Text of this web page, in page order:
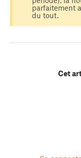
parfaitement
du tout.
Cet